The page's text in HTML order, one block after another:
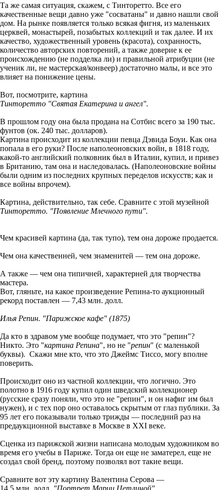
Та же самая ситуация, скажем, с Тинторетто. Все его
качественные вещи давно уже "сосватаны" и давно нашли свой
дом. На рынке появляется только всякая фигня, из маленьких
церквей, монастырей, позабытых коллекций и так далее. И их
качество, художественный уровень (красота), сохранность,
количество авторских повторений, а также доверие к ее
происхождению (не подделка ли) и правильной атрибуции (не
ученик ли, не мастерская/конвеер) достаточно малы, и все это
влияет на понижение цены.
Вот, посмотрите, картина
Тинторетто "Святая Екатерина и ангел".
В прошлом году она была продана на Сотбис всего за 190 тыс.
фунтов (ок. 240 тыс. долларов).
Картина происходит из коллекции певца Дэвида Боуи. Как она
попала в его руки? После наполеоновских войн, в 1818 году,
какой-то английский полковник был в Италии, купил, и привез
в Британию, там она и наследовалась. (Наполеоновские войны
были одним из последних крупных переделов искусств; как и
все войны впрочем).
Картина, действительно, так себе. Сравните с этой музейной
Тинторетто. "Появление Млечного пути".
Чем красивей картина (да, так тупо), тем она дороже продается.
Чем она качественней, чем знаменитей — тем она дороже.
А также — чем она типичней, характерней для творчества
мастера.
Вот, гляньте, на какое произведение Репина-то аукционный
рекорд поставлен — 7,43 млн. долл.
Илья Репин. "Парижское кафе" (1875)
Да кто в здравом уме вообще подумает, что это "репин"?
Никто. Это "картина Репина", но не "репин" (с маленькой
буквы). Скажи мне кто, что это Джеймс Тиссо, могу вполне
поверить.
Происходит оно из частной коллекции, что логично. Это
полотно в 1916 году купил один шведский коллекционер
(русские сразу поняли, что это не "репин", и он нафиг им был
нужен), и с тех пор оно оставалось скрытым от глаз публики. За
95 лет его показывали только трижды — последний раз на
предаукционной выставке в Москве в XXI веке.
Сценка из парижской жизни написана молодым художником во
время его учебы в Париже. Тогда он еще не заматерел, еще не
создал свой бренд, поэтому позволял вот такие вещи.
Сравните вот эту картину Валентина Серова —
14,5 млн. долл, "Портрет Марии Цетлиной",